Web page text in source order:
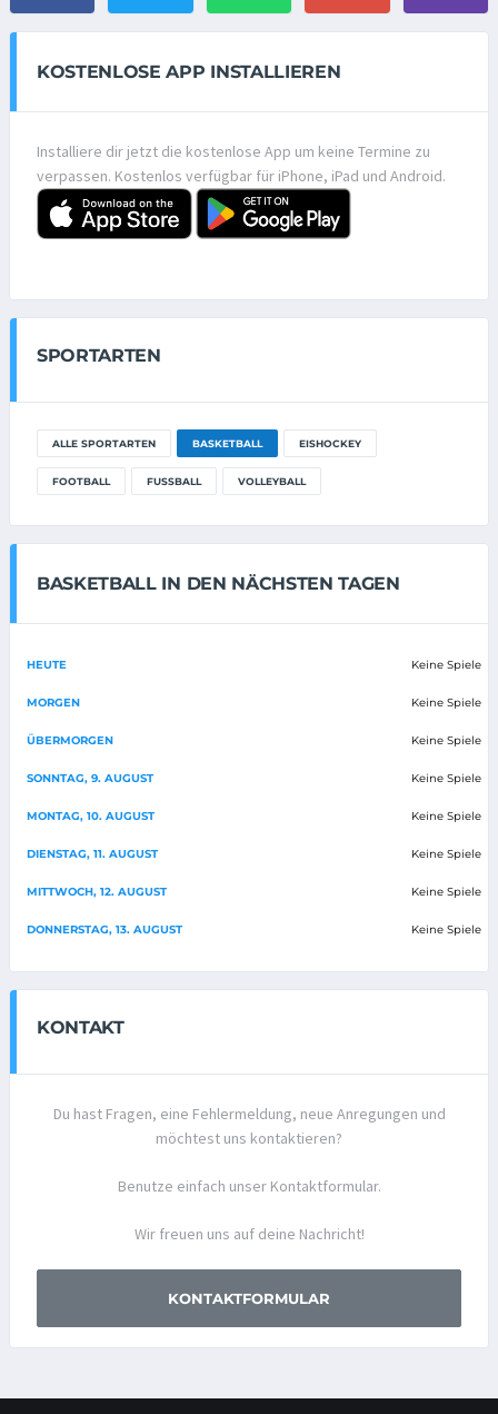
KOSTENLOSE APP INSTALLIEREN
Installiere dir jetzt die kostenlose App um keine Termine zu
verpassen. Kostenlos verfügbar für iPhone, iPad und Android.
SPORTARTEN
ALLE SPORTARTEN BASKETBALL EISHOCKEY
FOOTBALL FUSSBALL VOLLEYBALL
BASKETBALL IN DEN NÄCHSTEN TAGEN
HEUTE Keine Spiele
MORGEN Keine Spiele
ÜBERMORGEN Keine Spiele
SONNTAG, 9. AUGUST Keine Spiele
MONTAG, 10. AUGUST Keine Spiele
DIENSTAG, 11. AUGUST Keine Spiele
MITTWOCH, 12. AUGUST Keine Spiele
DONNERSTAG, 13. AUGUST Keine Spiele
KONTAKT
Du hast Fragen, eine Fehlermeldung, neue Anregungen und
möchtest uns kontaktieren?
Benutze einfach unser Kontaktformular.
Wir freuen uns auf deine Nachricht!
KONTAKTFORMULAR